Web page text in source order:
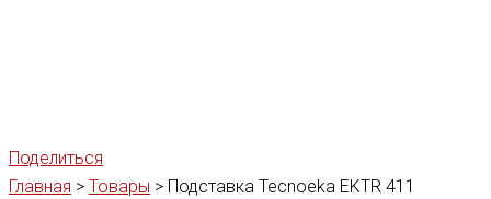
Поделиться
Главная > Товары > Подставка Tecnoeka EKTR 411